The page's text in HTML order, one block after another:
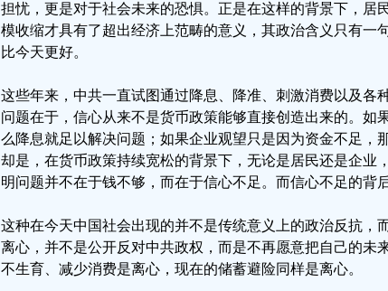
担忧，更是对于社会未来的恐惧。正是在这样的背景下，居
模收缩才具有了超出经济上范畴的意义，其政治含义只有一
比今天更好。
这些年来，中共一直试图通过降息、降准、刺激消费以及各
问题在于，信心从来不是货币政策能够直接创造出来的。如
么降息就足以解决问题；如果企业观望只是因为资金不足，
却是，在货币政策持续宽松的背景下，无论是居民还是企业
明问题并不在于钱不够，而在于信心不足。而信心不足的背
这种在今天中国社会出现的并不是传统意义上的政治反抗，
离心，并不是公开反对中共政权，而是不再愿意把自己的未
不生育、减少消费是离心，现在的储蓄避险同样是离心。